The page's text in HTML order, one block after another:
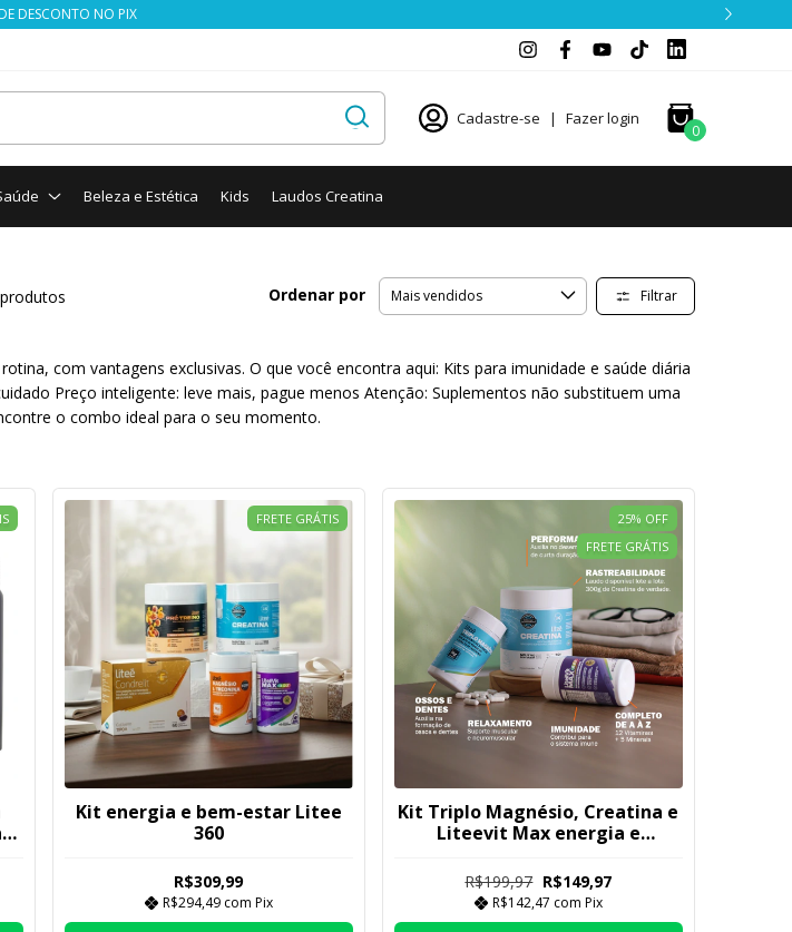
ACIMA DE R$ 99,99
Cadastre-se | Fazer login
0
Beleza e Estética Kids Laudos Creatina
Ordenar por Filtrar
com vantagens exclusivas. O que você encontra aqui: Kits para imunidade e saúde diária
Preço inteligente: leve mais, pague menos Atenção: Suplementos não substituem uma
o combo ideal para o seu momento.
FRETE GRÁTIS
Kit energia e bem-estar Litee
360
R$309,99
R$294,49 com Pix
25% OFF
FRETE GRÁTIS
Kit Triplo Magnésio, Creatina e
Liteevit Max energia e
R$199,97 R$149,97
R$142,47 com Pix